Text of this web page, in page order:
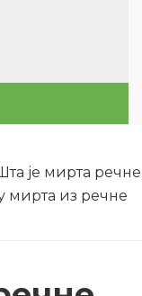
је мирта речне
мирта из речне